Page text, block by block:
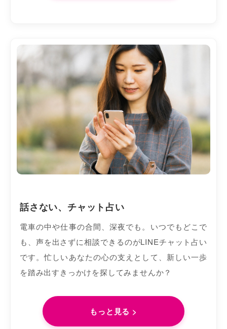
話さない、チャット占い
電車の中や仕事の合間、深夜でも。いつでもどこで
も、声を出さずに相談できるのがLINEチャット占い
です。忙しいあなたの心の支えとして、新しい一歩
を踏み出すきっかけを探してみませんか？
もっと見る >